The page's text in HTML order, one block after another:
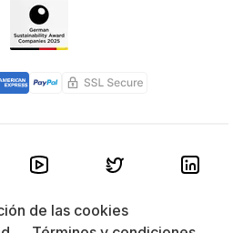
de las cookies